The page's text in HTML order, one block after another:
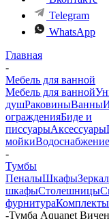
Telegram
WhatsApp
Главная
-
Мебель для ванной
Мебель для ванной
душРаковиныВанны
огражденияБиде и
писсуарыАксессуары
мойкиВодоснабжение
-
Тумбы
ПеналыШкафы
шкафыСтолешницы
фурнитура
-Тумба Aquanet